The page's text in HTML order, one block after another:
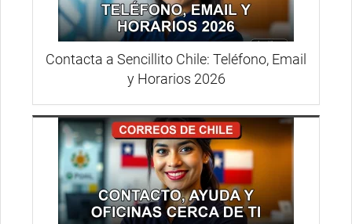
Contacta a Sencillito Chile: Teléfono, Email
y Horarios 2026